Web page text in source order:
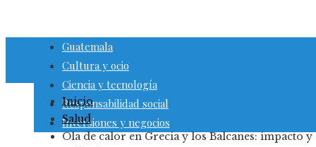
Guatemala
Cultura y ocio
Ciencia y tecnología
Responsabilidad social
Inversiones y negocios
Inicio
Salud
Ola de calor en Grecia y los Balcanes: impacto y